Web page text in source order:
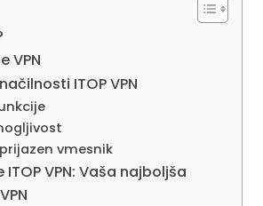
VPN
ITOP VPN
vmesnik
VPN: Vaša najboljša